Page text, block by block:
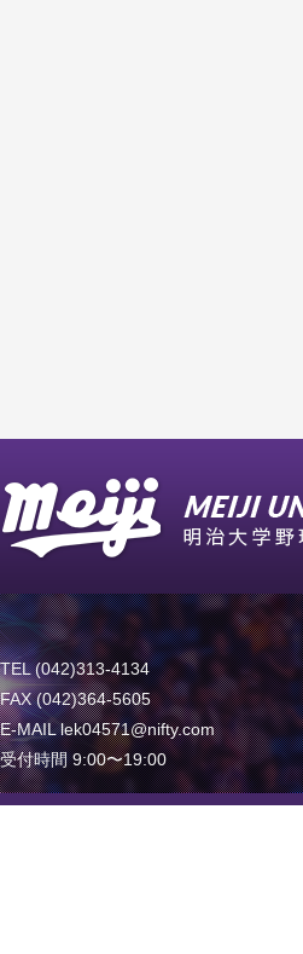
TEL (042)313-4134
FAX (042)364-5605
E-MAIL lek04571@nifty.com
受付時間 9:00〜19:00